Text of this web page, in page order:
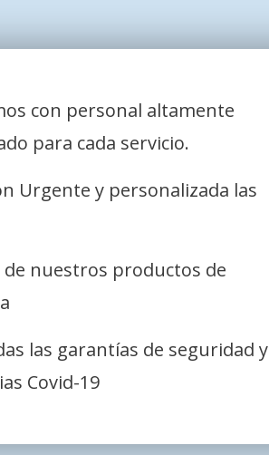
con personal altamente
para cada servicio.
Urgente y personalizada las
de nuestros productos de
las garantías de seguridad y
Covid-19